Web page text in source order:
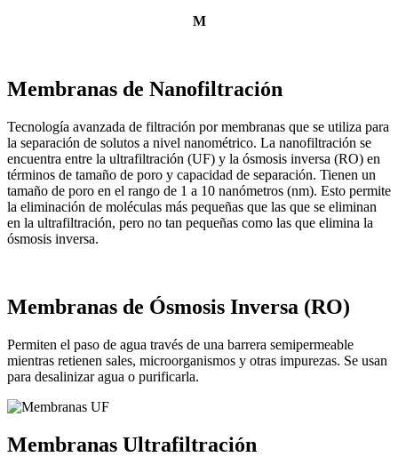
M
Membranas de Nanofiltración
Tecnología avanzada de filtración por membranas que se utiliza para
la separación de solutos a nivel nanométrico. La nanofiltración se
encuentra entre la ultrafiltración (UF) y la ósmosis inversa (RO) en
términos de tamaño de poro y capacidad de separación. Tienen un
tamaño de poro en el rango de 1 a 10 nanómetros (nm). Esto permite
la eliminación de moléculas más pequeñas que las que se eliminan
en la ultrafiltración, pero no tan pequeñas como las que elimina la
ósmosis inversa.
Membranas de Ósmosis Inversa (RO)
Permiten el paso de agua través de una barrera semipermeable
mientras retienen sales, microorganismos y otras impurezas. Se usan
para desalinizar agua o purificarla.
Membranas Ultrafiltración